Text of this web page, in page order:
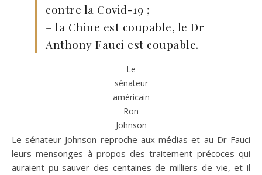
contre la Covid-19 ;
– la Chine est coupable, le Dr
Anthony Fauci est coupable.
Le
sénateur
américain
Ron
Johnson
Le sénateur Johnson reproche aux médias et au Dr Fauci
leurs mensonges à propos des traitement précoces qui
auraient pu sauver des centaines de milliers de vie, et il